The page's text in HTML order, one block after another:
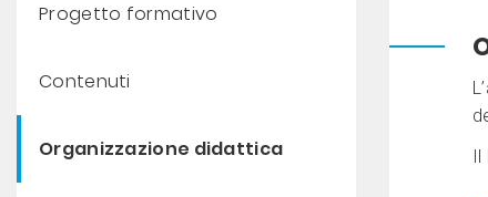
Progetto formativo
Contenuti
Organizzazione didattica
Il